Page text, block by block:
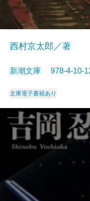
西村京太郎／著
新潮文庫 978-4-10-
文庫電子書籍あり